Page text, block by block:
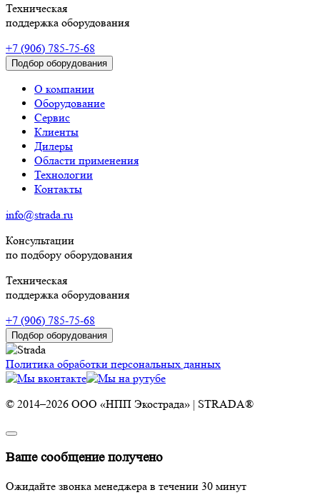
Техническая
поддержка оборудования
+7 (906) 785-75-68
Подбор оборудования
О компании
Оборудование
Сервис
Клиенты
Дилеры
Области применения
Технологии
Контакты
info@strada.ru
Консультации
по подбору оборудования
Техническая
поддержка оборудования
+7 (906) 785-75-68
Подбор оборудования
Политика обработки персональных данных
© 2014–2026 ООО «НПП Экострада» | STRADA®
Ваше сообщение получено
Ожидайте звонка менеджера в течении 30 минут